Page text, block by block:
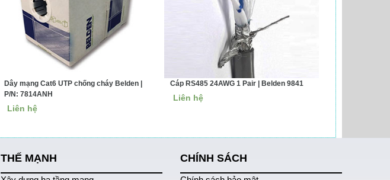
Dây mạng Cat6 UTP chống cháy Belden |
P/N: 7814ANH
Liên hệ
Cáp RS485 24AWG 1 Pair | Belden 9841
Liên hệ
THẾ MẠNH CHÍNH SÁCH